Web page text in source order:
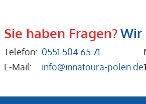
Sie haben Fragen?Wir
Telefon: 0551 504 65 71
E-Mail:
info@innatoura-polen.de